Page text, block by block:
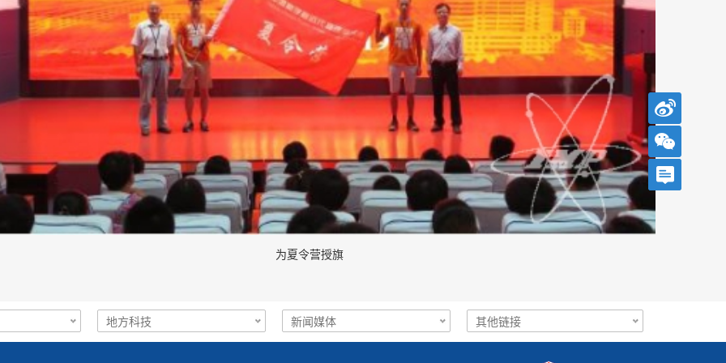
为夏令营授旗